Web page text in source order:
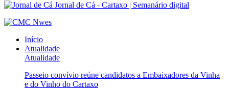
Jornal de Cá - Cartaxo | Semanário digital
Início
Atualidade
Atualidade
Passeio convívio reúne candidatos a Embaixadores da Vinha
e do Vinho do Cartaxo